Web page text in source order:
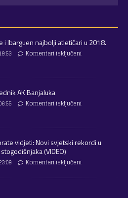
i Ibarguen najbolji atletičari u 2018.
Komentari isključeni
AK Banjaluka
Komentari isključeni
vidjeti: Novi svjetski rekordi u
(VIDEO)
Komentari isključeni